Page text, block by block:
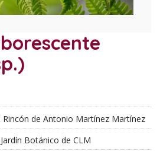
Rincón de Antonio Martínez Martínez
Botánico de CLM